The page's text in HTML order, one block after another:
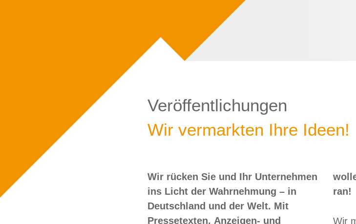
Veröffentlichungen
Wir vermarkten Ihre Ideen!
Wir rücken Sie und Ihr Unternehmen
ins Licht der Wahrnehmung – in
Deutschland und der Welt. Mit
Pressetexten, Anzeigen- und
wollen Sie doch – oder? Dann nix wie
ran!
Wir